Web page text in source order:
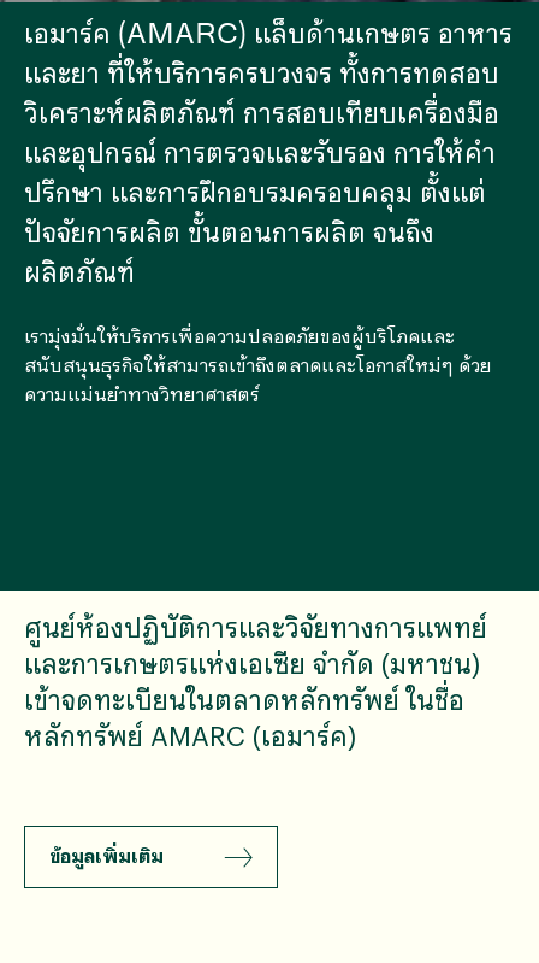
เอมาร์ค (AMARC) แล็บด้านเกษตร อาหาร
และยา ที่ให้บริการครบวงจร ทั้งการทดสอบ
วิเคราะห์ผลิตภัณฑ์ การสอบเทียบเครื่องมือ
และอุปกรณ์ การตรวจและรับรอง การให้คำ
ปรึกษา และการฝึกอบรมครอบคลุม ตั้งแต่
ปัจจัยการผลิต ขั้นตอนการผลิต จนถึง
ผลิตภัณฑ์
เรามุ่งมั่นให้บริการเพื่อความปลอดภัยของผู้บริโภคและ
สนับสนุนธุรกิจให้สามารถเข้าถึงตลาดและโอกาสใหม่ๆ ด้วย
ความแม่นยำทางวิทยาศาสตร์
ศูนย์ห้องปฏิบัติการและวิจัยทางการแพทย์
และการเกษตรแห่งเอเซีย จำกัด (มหาชน)
เข้าจดทะเบียนในตลาดหลักทรัพย์ ในชื่อ
หลักทรัพย์ AMARC (เอมาร์ค)
ข้อมูลเพิ่มเติม